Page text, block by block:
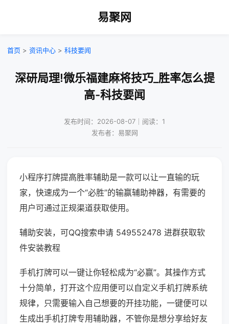
易聚网
首页 > 资讯中心 > 科技要闻
深研局理!微乐福建麻将技巧_胜率怎么提
高-科技要闻
发布时间：2026-08-07｜阅读：1
发布者：易聚网
小程序打牌提高胜率辅助是一款可以让一直输的玩
家，快速成为一个“必胜”的输赢辅助神器，有需要的
用户可通过正规渠道获取使用。
辅助安装，可QQ搜索申请 549552478 进群获取软
件安装教程
手机打牌可以一键让你轻松成为“必赢”。其操作方式
十分简单，打开这个应用便可以自定义手机打牌系统
规律，只需要输入自己想要的开挂功能，一键便可以
生成出手机打牌专用辅助器，不管你是想分享给好友